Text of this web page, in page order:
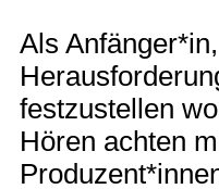
Als
festzustellen
Hören achten